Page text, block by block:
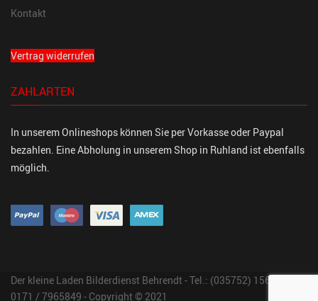
Kontakt
Vertrag widerrufen
ZAHLARTEN
In unserem Onlineshops können Sie per Vorkasse oder Paypal
bezahlen. Eine Abholung in unserem Shop in Ruhland ist ebenfalls
möglich.
Der kleine Laden Bilderdienst Behrendt - Tel.: (035752) 15647 Fon:
0171 / 7965849 - Copyright © 2021